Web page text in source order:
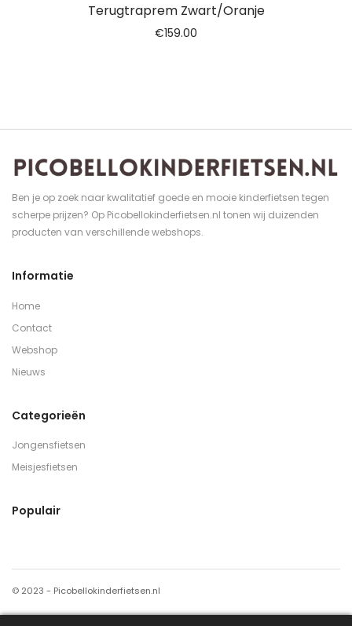
Terugtraprem Zwart/Oranje
€159.00
Ben je op zoek naar kwalitatief goede en mooie kinderfietsen tegen
scherpe prijzen? Op Picobellokinderfietsen.nl tonen wij duizenden
producten van verschillende webshops.
Informatie
Home
Contact
Webshop
Nieuws
Categorieën
Jongensfietsen
Meisjesfietsen
Populair
© 2023 - Picobellokinderfietsen.nl